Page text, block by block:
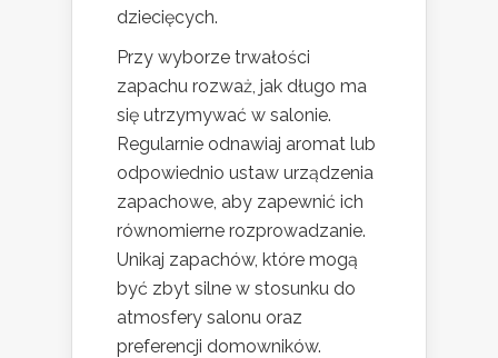
dziecięcych.
Przy wyborze trwałości
zapachu rozważ, jak długo ma
się utrzymywać w salonie.
Regularnie odnawiaj aromat lub
odpowiednio ustaw urządzenia
zapachowe, aby zapewnić ich
równomierne rozprowadzanie.
Unikaj zapachów, które mogą
być zbyt silne w stosunku do
atmosfery salonu oraz
preferencji domowników.